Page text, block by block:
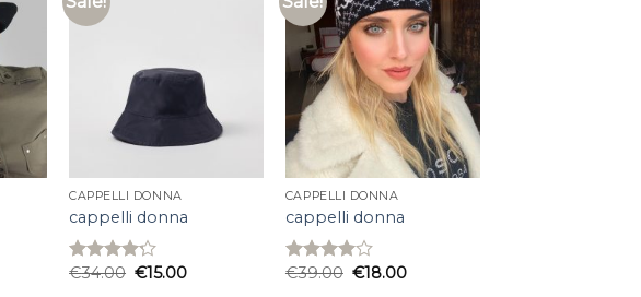
CAPPELLI DONNA
cappelli donna
Rated
€34.00 €15.00
CAPPELLI DONNA
cappelli donna
Rated
€39.00 €18.00